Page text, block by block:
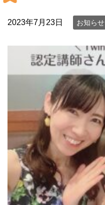
2023年7月23日 お知らせ